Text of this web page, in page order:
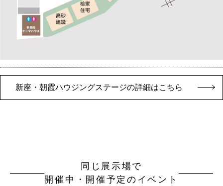
新座・朝霞ハウジングステージの詳細はこちら
同じ展示場で
開催中・開催予定のイベント